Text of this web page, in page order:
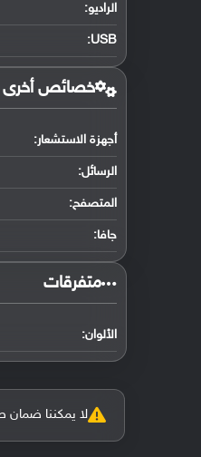
الراديو:
USB
:
خصائص أخرى
أجهزة الاستشعار:
الرسائل:
المتصفح:
جافا:
‏متفرقات‏
الألوان:
لا يمكننا ضمان صحة